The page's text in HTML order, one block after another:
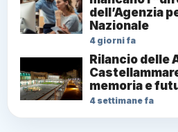
dell’Agenzia
Nazionale
4 giorni fa
Rilancio delle
memoria e
4 settimane fa